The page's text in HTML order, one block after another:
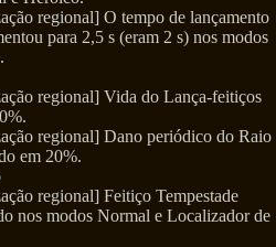
regional] O tempo de lançamento
para 2,5 s (eram 2 s) nos modos
regional] Vida do Lança-feitiços
regional] Dano periódico do Raio
em 20%.
regional] Feitiço Tempestade
nos modos Normal e Localizador de